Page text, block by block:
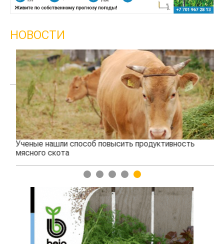
НОВОСТИ
Ученые нашли способ повысить продуктивность
мясного скота
1 2 3 4 5